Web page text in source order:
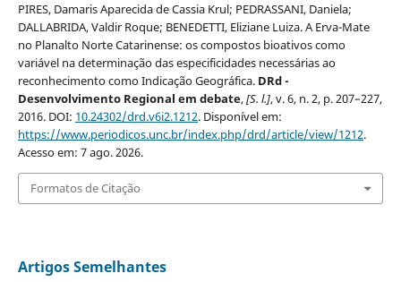
PIRES, Damaris Aparecida de Cassia Krul; PEDRASSANI, Daniela;
DALLABRIDA, Valdir Roque; BENEDETTI, Eliziane Luiza. A Erva-Mate
no Planalto Norte Catarinense: os compostos bioativos como
variável na determinação das especificidades necessárias ao
reconhecimento como Indicação Geográfica. DRd -
Desenvolvimento Regional em debate,[S. l.], v. 6, n. 2, p. 207–227,
2016. DOI: 10.24302/drd.v6i2.1212. Disponível em:
https://www.periodicos.unc.br/index.php/drd/article/view/1212.
Acesso em: 7 ago. 2026.
Formatos de Citação
Artigos Semelhantes